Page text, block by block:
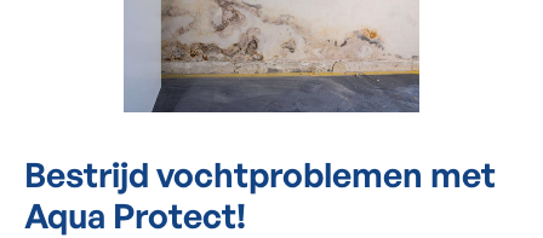
Bestrijd vochtproblemen met
Aqua Protect!